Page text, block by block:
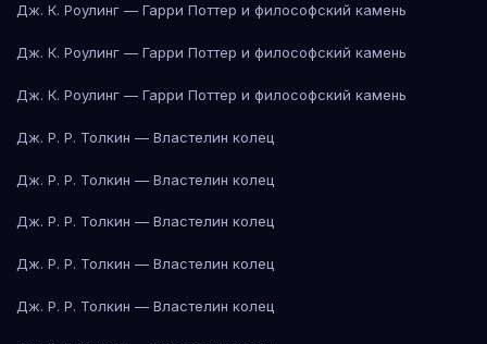
Дж. К. Роулинг — Гарри Поттер и философский камень
Дж. К. Роулинг — Гарри Поттер и философский камень
Дж. К. Роулинг — Гарри Поттер и философский камень
Дж. Р. Р. Толкин — Властелин колец
Дж. Р. Р. Толкин — Властелин колец
Дж. Р. Р. Толкин — Властелин колец
Дж. Р. Р. Толкин — Властелин колец
Дж. Р. Р. Толкин — Властелин колец